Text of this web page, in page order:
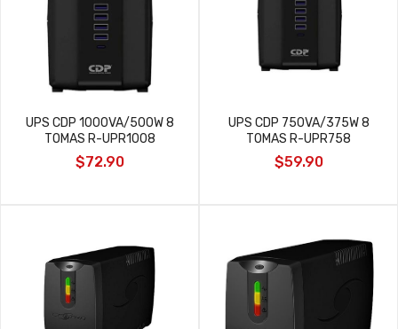
UPS CDP 1000VA/500W 8
TOMAS R-UPR1008
$72.90
UPS CDP 750VA/375W 8
TOMAS R-UPR758
$59.90